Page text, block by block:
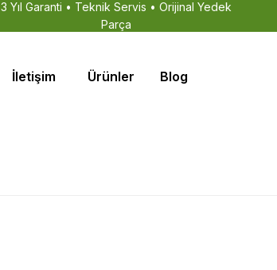
3 Yıl Garanti • Teknik Servis • Orijinal Yedek
Parça
İletişim Ürünler Blog